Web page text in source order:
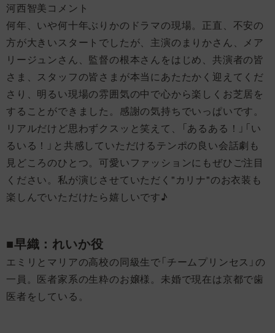
河西智美コメント
何年、いや何十年ぶりかのドラマの現場。正直、不安の
方が大きいスタートでしたが、主演のまりかさん、メア
リージュンさん、監督の根本さんをはじめ、共演者の皆
さま、スタッフの皆さまが本当にあたたかく迎えてくだ
さり、明るい現場の雰囲気の中で心から楽しくお芝居を
することができました。感謝の気持ちでいっぱいです。
リアルだけど思わずクスッと笑えて、「あるある！」「い
るいる！」と共感していただけるテンポの良い会話劇も
見どころのひとつ。可愛いファッションにもぜひご注目
ください。私が演じさせていただく"カリナ"のお衣装も
楽しんでいただけたら嬉しいです♪
■早織：れいか役
エミリとマリアの高校の同級生で「チームプリンセス」の
一員。医者家系の生粋のお嬢様。未婚で現在は京都で歯
医者をしている。